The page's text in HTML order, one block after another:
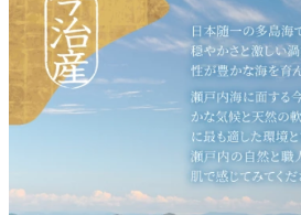
引菓子
引出物ギフト
カタログギフト